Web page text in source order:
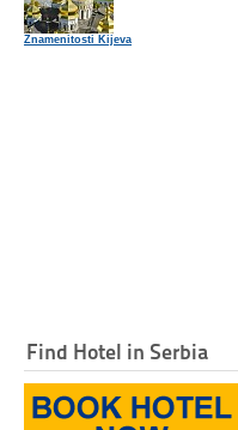
Znamenitosti Kijeva
Find Hotel in Serbia